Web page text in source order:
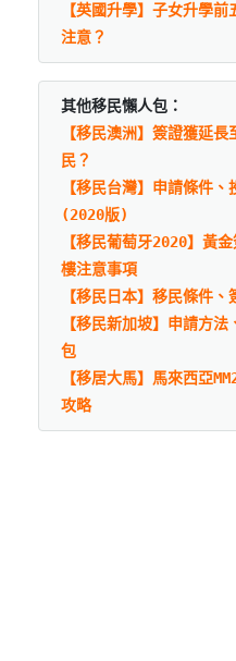
【英國升學】子女升學
注意？
其他移民懶人包：
【移民澳洲】簽證獲延
民？
【移民台灣】申請條件
(2020版)
【移民葡萄牙2020】黃
樓注意事項
【移民日本】移民條件
【移民新加坡】申請方
包
【移居大馬】馬來西亞
攻略